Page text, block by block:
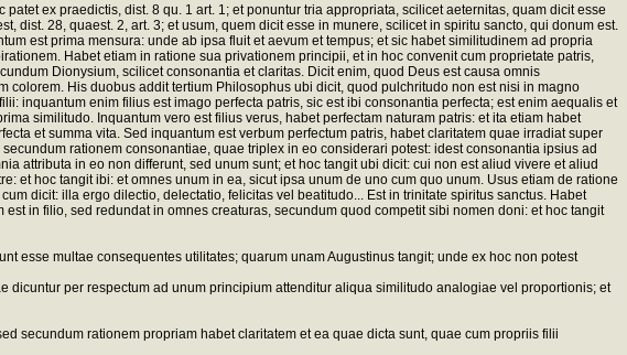
ex praedictis, dist. 8 qu. 1 art. 1; et ponuntur tria appropriata, scilicet aeternitas, quam dicit esse
28, quaest. 2, art. 3; et usum, quem dicit esse in munere, scilicet in spiritu sancto, qui donum est.
est prima mensura: unde ab ipsa fluit et aevum et tempus; et sic habet similitudinem ad propria
Habet etiam in ratione sua privationem principii, et in hoc convenit cum proprietate patris,
Dionysium, scilicet consonantia et claritas. Dicit enim, quod Deus est causa omnis
His duobus addit tertium Philosophus ubi dicit, quod pulchritudo non est nisi in magno
inquantum enim filius est imago perfecta patris, sic est ibi consonantia perfecta; est enim aequalis et
similitudo. Inquantum vero est filius verus, habet perfectam naturam patris: et ita etiam habet
et summa vita. Sed inquantum est verbum perfectum patris, habet claritatem quae irradiat super
rationem consonantiae, quae triplex in eo considerari potest: idest consonantia ipsius ad
attributa in eo non differunt, sed unum sunt; et hoc tangit ubi dicit: cui non est aliud vivere et aliud
et hoc tangit ibi: et omnes unum in ea, sicut ipsa unum de uno cum quo unum. Usus etiam de ratione
dicit: illa ergo dilectio, delectatio, felicitas vel beatitudo... Est in trinitate spiritus sanctus. Habet
in filio, sed redundat in omnes creaturas, secundum quod competit sibi nomen doni: et hoc tangit
esse multae consequentes utilitates; quarum unam Augustinus tangit; unde ex hoc non potest
per respectum ad unum principium attenditur aliqua similitudo analogiae vel proportionis; et
secundum rationem propriam habet claritatem et ea quae dicta sunt, quae cum propriis filii